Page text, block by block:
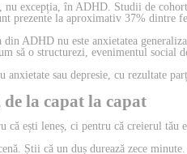
nu excepția, în ADHD. Studii de
prezente la aproximativ 37% dintre
ADHD nu este anxietatea
să o structurezi, evenimentul
sau depresie, cu rezultate
la capat la capat
că ești leneș, ci pentru că creierul tău
Știi că un duș durează zece